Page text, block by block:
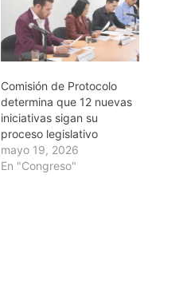
Comisión de Protocolo
determina que 12 nuevas
iniciativas sigan su
proceso legislativo
mayo 19, 2026
En "Congreso"